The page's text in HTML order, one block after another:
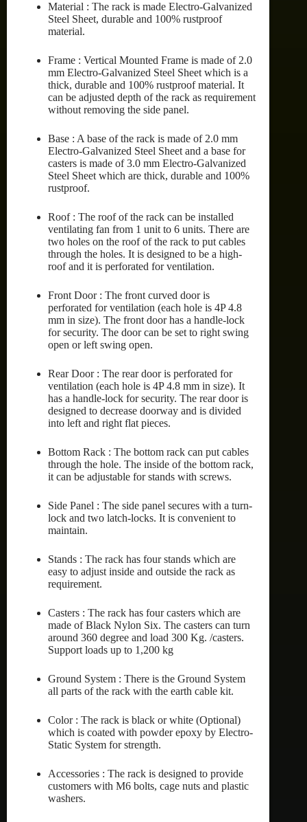
Material : The rack is made Electro-Galvanized
Steel Sheet, durable and 100% rustproof
material.
Frame : Vertical Mounted Frame is made of 2.0
mm Electro-Galvanized Steel Sheet which is a
thick, durable and 100% rustproof material. It
can be adjusted depth of the rack as requirement
without removing the side panel.
Base : A base of the rack is made of 2.0 mm
Electro-Galvanized Steel Sheet and a base for
casters is made of 3.0 mm Electro-Galvanized
Steel Sheet which are thick, durable and 100%
rustproof.
Roof : The roof of the rack can be installed
ventilating fan from 1 unit to 6 units. There are
two holes on the roof of the rack to put cables
through the holes. It is designed to be a high-
roof and it is perforated for ventilation.
Front Door : The front curved door is
perforated for ventilation (each hole is 4P 4.8
mm in size). The front door has a handle-lock
for security. The door can be set to right swing
open or left swing open.
Rear Door : The rear door is perforated for
ventilation (each hole is 4P 4.8 mm in size). It
has a handle-lock for security. The rear door is
designed to decrease doorway and is divided
into left and right flat pieces.
Bottom Rack : The bottom rack can put cables
through the hole. The inside of the bottom rack,
it can be adjustable for stands with screws.
Side Panel : The side panel secures with a turn-
lock and two latch-locks. It is convenient to
maintain.
Stands : The rack has four stands which are
easy to adjust inside and outside the rack as
requirement.
Casters : The rack has four casters which are
made of Black Nylon Six. The casters can turn
around 360 degree and load 300 Kg. /casters.
Support loads up to 1,200 kg
Ground System : There is the Ground System
all parts of the rack with the earth cable kit.
Color : The rack is black or white (Optional)
which is coated with powder epoxy by Electro-
Static System for strength.
Accessories : The rack is designed to provide
customers with M6 bolts, cage nuts and plastic
washers.